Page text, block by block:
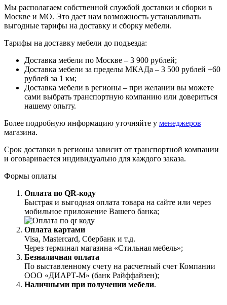
Мы располагаем собственной службой доставки и сборки в
Москве и МО. Это дает нам возможность устанавливать
выгодные тарифы на доставку и сборку мебели.
Тарифы на доставку мебели до подъезда:
Доставка мебели по Москве – 3 900 рублей;
Доставка мебели за пределы МКАДа – 3 500 рублей +60
рублей за 1 км;
Доставка мебели в регионы – при желании вы можете
сами выбрать транспортную компанию или довериться
нашему опыту.
Более подробную информацию уточняйте у менеджеров
магазина.
Срок доставки в регионы зависит от транспортной компании
и оговаривается индивидуально для каждого заказа.
Формы оплаты
Оплата по QR-коду
Быстрая и выгодная оплата товара на сайте или через
мобильное приложение Вашего банка;
Оплата картами
Visa, Mastercard, Сбербанк и т.д.
Через терминал магазина «Стильная мебель»;
Безналичная оплата
По выставленному счету на расчетный счет Компании
ООО «ДИАРТ-М» (банк Райффайзен);
Наличными при получении мебели.